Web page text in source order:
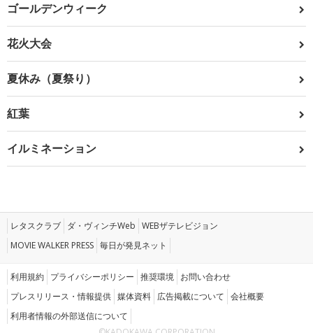
ゴールデンウィーク
花火大会
夏休み（夏祭り）
紅葉
イルミネーション
レタスクラブ ダ・ヴィンチWeb WEBザテレビジョン
MOVIE WALKER PRESS 毎日が発見ネット
利用規約 プライバシーポリシー 推奨環境 お問い合わせ
プレスリリース・情報提供 媒体資料 広告掲載について 会社概要
利用者情報の外部送信について